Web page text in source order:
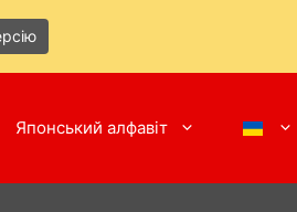
Японський алфавіт